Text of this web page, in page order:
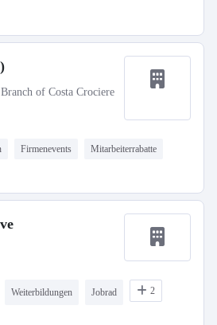
of Costa Crociere
Firmenevents Mitarbeiterrabatte
Weiterbildungen Jobrad 2